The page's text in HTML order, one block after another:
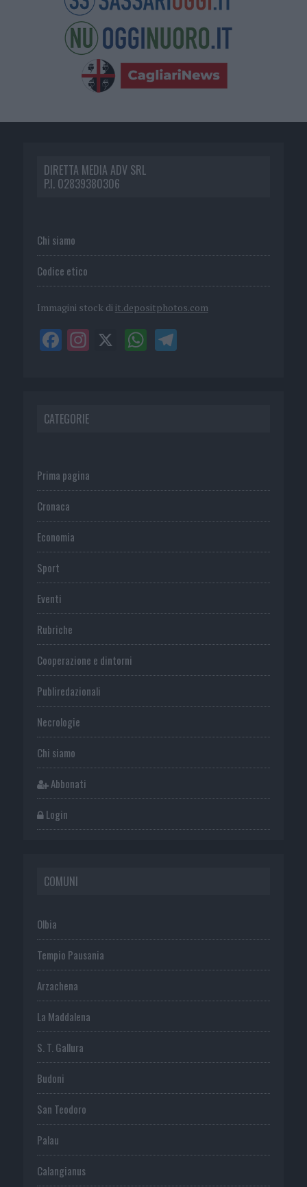
DIRETTA MEDIA ADV SRL
P.I. 02839380306
Chi siamo
Codice etico
Immagini stock di it.depositphotos.com
CATEGORIE
Prima pagina
Cronaca
Economia
Sport
Eventi
Rubriche
Cooperazione e dintorni
Publiredazionali
Necrologie
Chi siamo
Abbonati
Login
COMUNI
Olbia
Tempio Pausania
Arzachena
La Maddalena
S. T. Gallura
Budoni
San Teodoro
Palau
Calangianus